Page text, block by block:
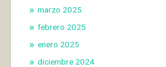
marzo 2025
febrero 2025
enero 2025
diciembre 2024